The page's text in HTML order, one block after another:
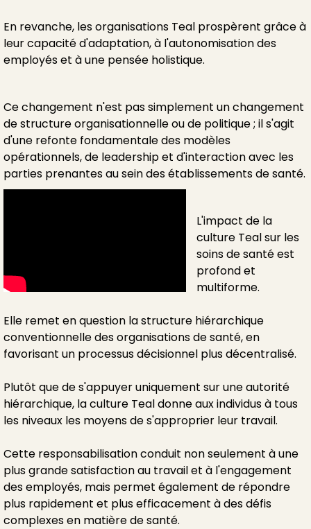
En revanche, les organisations Teal prospèrent grâce à
leur capacité d'adaptation, à l'autonomisation des
employés et à une pensée holistique.
Ce changement n'est pas simplement un changement
de structure organisationnelle ou de politique ; il s'agit
d'une refonte fondamentale des modèles
opérationnels, de leadership et d'interaction avec les
parties prenantes au sein des établissements de santé.
L'impact de la
culture Teal sur les
soins de santé est
profond et
multiforme.
Elle remet en question la structure hiérarchique
conventionnelle des organisations de santé, en
favorisant un processus décisionnel plus décentralisé.
Plutôt que de s'appuyer uniquement sur une autorité
hiérarchique, la culture Teal donne aux individus à tous
les niveaux les moyens de s'approprier leur travail.
Cette responsabilisation conduit non seulement à une
plus grande satisfaction au travail et à l'engagement
des employés, mais permet également de répondre
plus rapidement et plus efficacement à des défis
complexes en matière de santé.